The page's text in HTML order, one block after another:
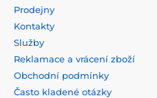
Prodejny
Kontakty
Služby
Reklamace a vrácení zboží
Obchodní podmínky
Často kladené otázky